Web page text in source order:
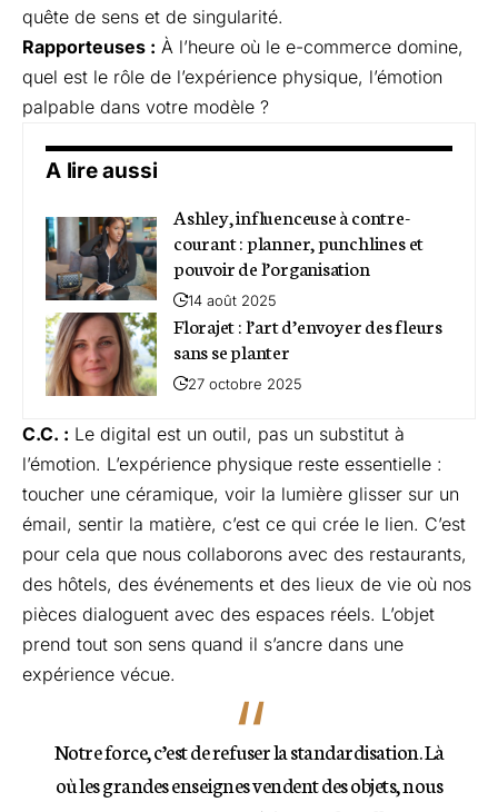
quête de sens et de singularité.
Rapporteuses : À l’heure où le e-commerce domine,
quel est le rôle de l’expérience physique, l’émotion
palpable dans votre modèle ?
A lire aussi
Ashley, influenceuse à contre-
courant : planner, punchlines et
pouvoir de l’organisation
14 août 2025
Florajet : l’art d’envoyer des fleurs
sans se planter
27 octobre 2025
C.C. : Le digital est un outil, pas un substitut à
l’émotion. L’expérience physique reste essentielle :
toucher une céramique, voir la lumière glisser sur un
émail, sentir la matière, c’est ce qui crée le lien. C’est
pour cela que nous collaborons avec des restaurants,
des hôtels, des événements et des lieux de vie où nos
pièces dialoguent avec des espaces réels. L’objet
prend tout son sens quand il s’ancre dans une
expérience vécue.
Notre force, c’est de refuser la standardisation. Là
où les grandes enseignes vendent des objets, nous